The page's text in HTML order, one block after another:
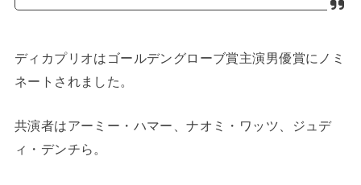
ディカプリオはゴールデングローブ賞主演男優賞にノミ
ネートされました。
共演者はアーミー・ハマー、ナオミ・ワッツ、ジュデ
ィ・デンチら。